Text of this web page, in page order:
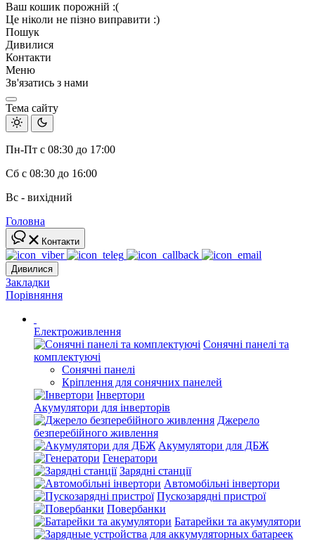
Ваш кошик порожній :(
Це ніколи не пізно виправити :)
Пошук
Дивилися
Контакти
Меню
Зв'язатись з нами
Тема сайту
Пн-Пт с 08:30 до 17:00
Сб с 08:30 до 16:00
Вс - вихідний
Головна
Контакти
Дивилися
Закладки
Порівняння
Електроживлення
Сонячні панелі та
комплектуючі
Сонячні панелі
Кріплення для сонячних панелей
Інвертори
Акумулятори для інверторів
Джерело
безперебійного живлення
Акумулятори для ДБЖ
Генератори
Зарядні станції
Автомобільні інвертори
Пускозарядні пристрої
Повербанки
Батарейки та акумулятори